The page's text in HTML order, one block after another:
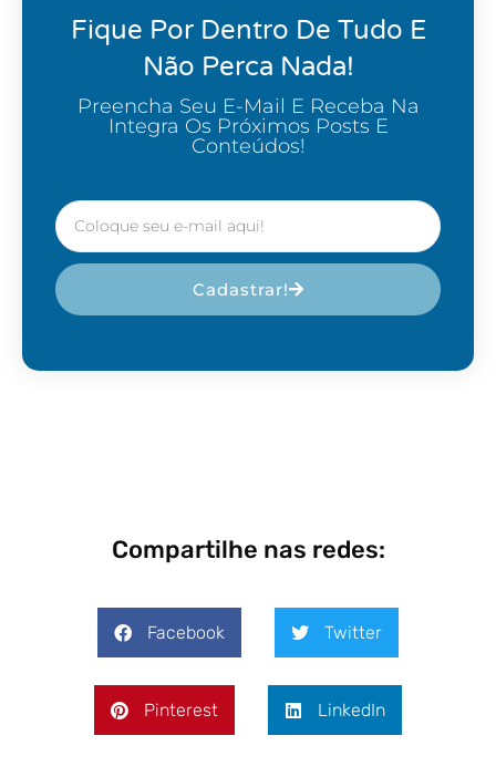
Fique Por Dentro De Tudo E
Não Perca Nada!
Preencha Seu E-Mail E Receba Na
Integra Os Próximos Posts E
Conteúdos!
Cadastrar!
Compartilhe nas redes:
Facebook Twitter
Pinterest LinkedIn